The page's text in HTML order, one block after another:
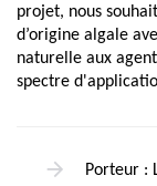
projet, nous
d’origine algale
naturelle aux
spectre
Porteur :